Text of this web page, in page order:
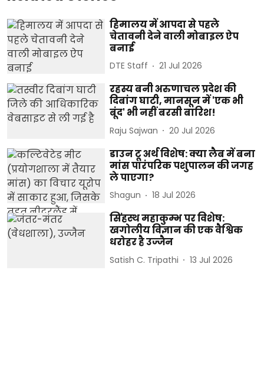
हिमालय में आपदा से पहले
चेतावनी देने वाली मोबाइल ऐप
बनाई
DTE Staff 21 Jul 2026
रहस्य बनी अरुणाचल प्रदेश की
दिबांग घाटी, मानसून में 'एक भी
बूंद' भी नहीं बरसी बारिश!
Raju Sajwan 20 Jul 2026
डाउन टू अर्थ विशेष: क्या लैब में बना
मांस पारंपरिक पशुपालन की जगह
ले पाएगा?
Shagun 18 Jul 2026
सिंहस्थ महाकुम्भ पर विशेष:
खगोलीय विज्ञान की एक वैश्विक
धरोहर है उज्जैन
Satish C. Tripathi 13 Jul 2026